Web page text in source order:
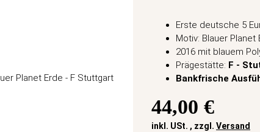
Erste deutsche 5
Motiv: Blauer Planet
2016 mit blauem
Prägestätte: F -
Bankfrische
44,00 €
inkl. USt. , zzgl. Versand